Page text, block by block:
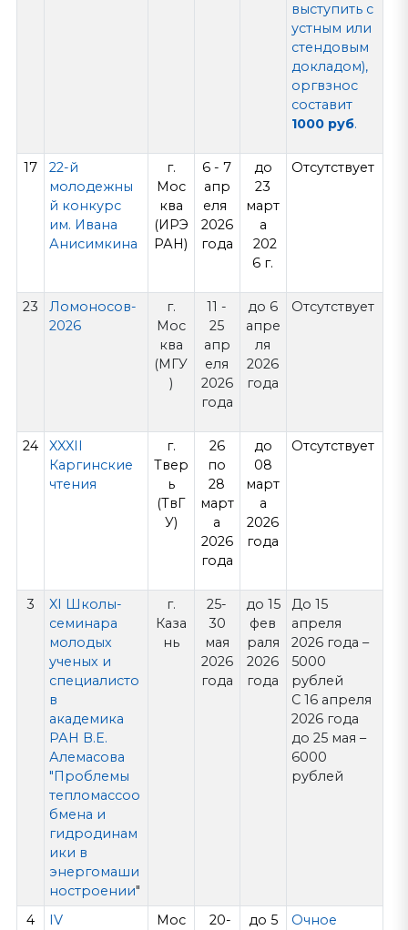
выступить с
устным или
стендовым
докладом),
оргвзнос
составит
1000 руб.
17
22-й
молодежны
й конкурс
им. Ивана
Анисимкина
г.
Мос
ква
(ИРЭ
РАН)
6 - 7
апр
еля
2026
года
до
23
март
а
202
6 г.
Отсутствует
23
Ломоносов-
2026
г.
Мос
ква
(МГУ
)
11 -
25
апр
еля
2026
года
до 6
апре
ля
2026
года
Отсутствует
24
XXXII
Каргинские
чтения
г.
Твер
ь
(ТвГ
У)
26
по
28
март
а
2026
года
до
08
март
а
2026
года
Отсутствует
3
XI Школы-
семинара
молодых
ученых и
специалисто
в
академика
РАН В.Е.
Алемасова
"Проблемы
тепломассоо
бмена и
гидродинам
ики в
энергомаши
ностроении"
г.
Каза
нь
25-
30
мая
2026
года
до 15
фев
раля
2026
года
До 15
апреля
2026 года –
5000
рублей
С 16 апреля
2026 года
до 25 мая –
6000
рублей
4
IV
Мос
20-
до 5
Очное